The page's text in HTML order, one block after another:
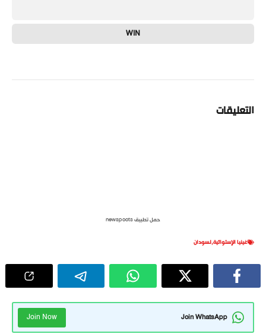
WIN
التعليقات
حمل تطبيق newspoots
غينيا الإستوائية,لسودان
Join WhatsApp
Join Now